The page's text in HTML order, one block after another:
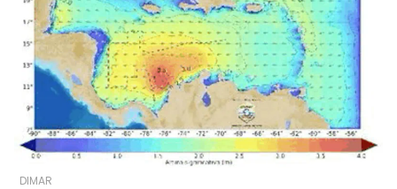
DIMAR